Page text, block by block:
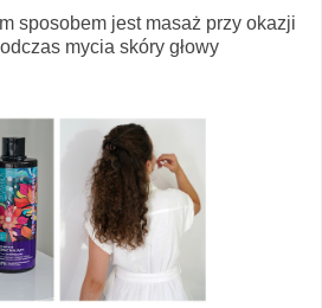
sposobem jest masaż przy okazji
mycia skóry głowy